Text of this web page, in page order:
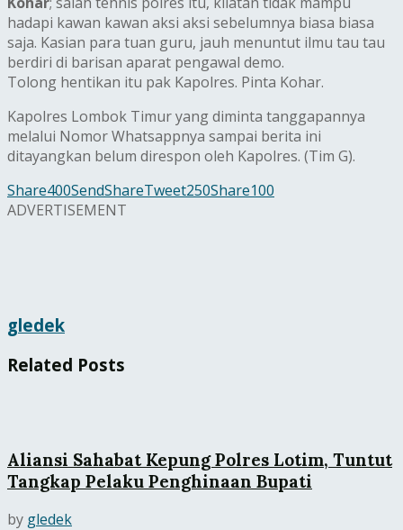
hadapi kawan kawan aksi aksi sebelumnya biasa biasa
saja. Kasian para tuan guru, jauh menuntut ilmu tau tau
berdiri di barisan aparat pengawal demo.
Tolong hentikan itu pak Kapolres. Pinta Kohar.
Kapolres Lombok Timur yang diminta tanggapannya
melalui Nomor Whatsappnya sampai berita ini
ditayangkan belum direspon oleh Kapolres. (Tim G).
Share400SendShareTweet250Share100
ADVERTISEMENT
gledek
Related Posts
Aliansi Sahabat Kepung Polres Lotim, Tuntut
Tangkap Pelaku Penghinaan Bupati
by gledek